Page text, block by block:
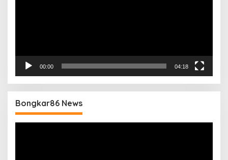
00:00 04:18
Bongkar86 News